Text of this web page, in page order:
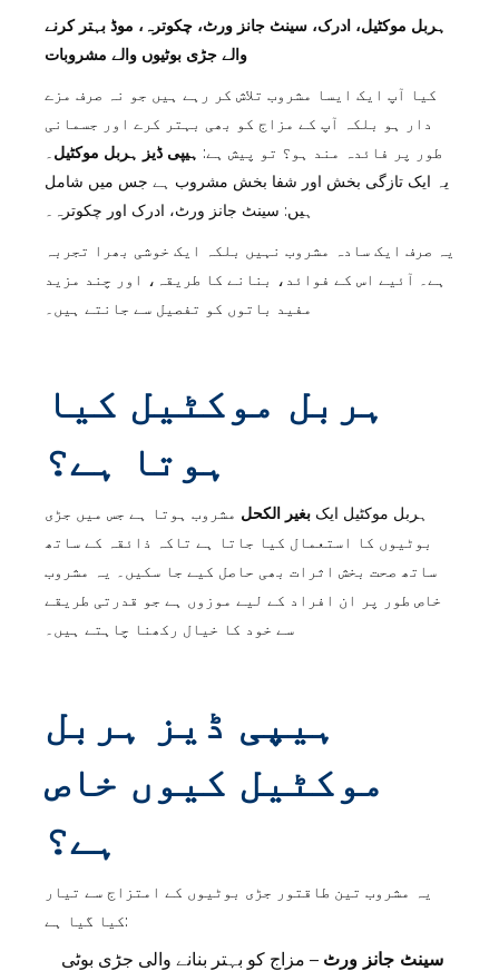
ہربل موکٹیل، ادرک، سینٹ جانز ورٹ، چکوترہ، موڈ بہتر کرنے
والے جڑی بوٹیوں والے مشروبات
کیا آپ ایک ایسا مشروب تلاش کر رہے ہیں جو نہ صرف مزے
دار ہو بلکہ آپ کے مزاج کو بھی بہتر کرے اور جسمانی
طور پر فائدہ مند ہو؟ تو پیش ہے: ہیپی ڈیز ہربل موکٹیل
یہ ایک تازگی بخش اور شفا بخش مشروب ہے جس میں شامل
ہیں: سینٹ جانز ورٹ، ادرک اور چکوترہ۔
یہ صرف ایک سادہ مشروب نہیں بلکہ ایک خوشی بھرا تجربہ
ہے۔ آئیے اس کے فوائد، بنانے کا طریقہ، اور چند مزید
مفید باتوں کو تفصیل سے جانتے ہیں۔
ہربل موکٹیل کیا
ہوتا ہے؟
ہربل موکٹیل ایک بغیر الکحل مشروب ہوتا ہے جس میں جڑی
بوٹیوں کا استعمال کیا جاتا ہے تاکہ ذائقہ کے ساتھ
ساتھ صحت بخش اثرات بھی حاصل کیے جا سکیں۔ یہ مشروب
خاص طور پر ان افراد کے لیے موزوں ہے جو قدرتی طریقے
سے خود کا خیال رکھنا چاہتے ہیں۔
ہیپی ڈیز ہربل
موکٹیل کیوں خاص
ہے؟
یہ مشروب تین طاقتور جڑی بوٹیوں کے امتزاج سے تیار
کیا گیا ہے:
سینٹ جانز ورٹ – مزاج کو بہتر بنانے والی جڑی بوٹی